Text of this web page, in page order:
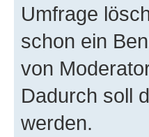
Umfrage
schon ein
von
Dadurch soll
werden.